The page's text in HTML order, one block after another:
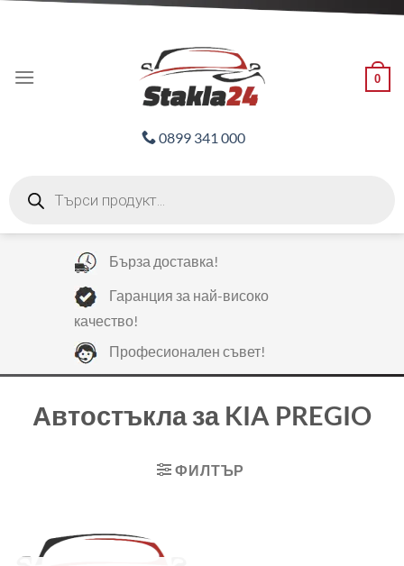
0
0899 341 000
search
Бърза доставка!
Гаранция за най-високо
качество!
Професионален съвет!
Автостъкла за KIA PREGIO
ФИЛТЪР